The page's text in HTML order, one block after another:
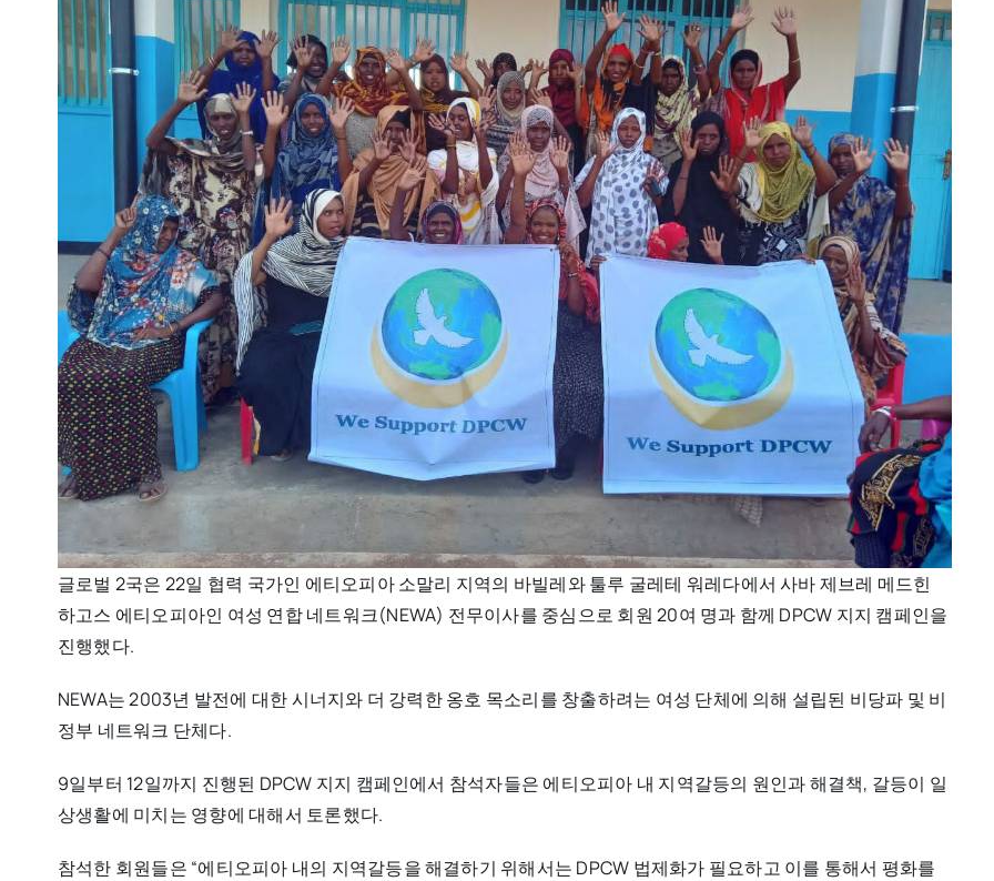
글로벌 2국은 22일 협력 국가인 에티오피아 소말리 지역의 바빌레와 툴루 굴레테 워레다에서 사바 제브레 메드힌
하고스 에티오피아인 여성 연합 네트워크(NEWA) 전무이사를 중심으로 회원 20여 명과 함께 DPCW 지지 캠페인을
진행했다.
NEWA는 2003년 발전에 대한 시너지와 더 강력한 옹호 목소리를 창출하려는 여성 단체에 의해 설립된 비당파 및 비
정부 네트워크 단체다.
9일부터 12일까지 진행된 DPCW 지지 캠페인에서 참석자들은 에티오피아 내 지역갈등의 원인과 해결책, 갈등이 일
상생활에 미치는 영향에 대해서 토론했다.
참석한 회원들은 “에티오피아 내의 지역갈등을 해결하기 위해서는 DPCW 법제화가 필요하고 이를 통해서 평화를